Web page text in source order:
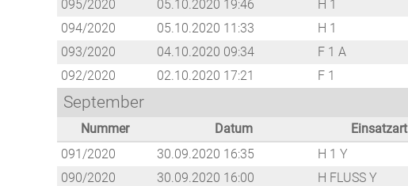
095/2020
05.10.2020 19:46 H 1
094/2020
05.10.2020 11:33 H 1
093/2020
04.10.2020 09:34 F 1 A
092/2020
02.10.2020 17:21 F 1
September
Nummer Datum Einsatzart
091/2020
30.09.2020 16:35 H 1 Y
090/2020
30.09.2020 16:00 H FLUSS Y